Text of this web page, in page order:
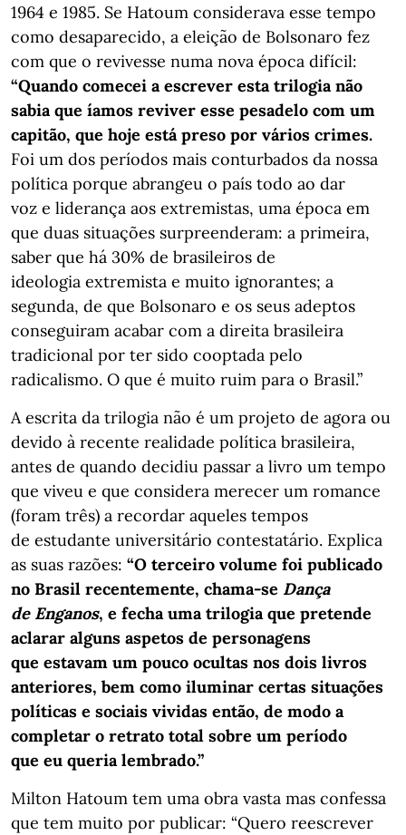
1964 e 1985. Se Hatoum considerava esse tempo
como desaparecido, a eleição de Bolsonaro fez
com que o revivesse numa nova época difícil:
“Quando comecei a escrever esta trilogia não
sabia que íamos reviver esse pesadelo com um
capitão, que hoje está preso por vários crimes.
Foi um dos períodos mais conturbados da nossa
política porque abrangeu o país todo ao dar
voz e liderança aos extremistas, uma época em
que duas situações surpreenderam: a primeira,
saber que há 30% de brasileiros de
ideologia extremista e muito ignorantes; a
segunda, de que Bolsonaro e os seus adeptos
conseguiram acabar com a direita brasileira
tradicional por ter sido cooptada pelo
radicalismo. O que é muito ruim para o Brasil.”
A escrita da trilogia não é um projeto de agora ou
devido à recente realidade política brasileira,
antes de quando decidiu passar a livro um tempo
que viveu e que considera merecer um romance
(foram três) a recordar aqueles tempos
de estudante universitário contestatário. Explica
as suas razões: “O terceiro volume foi publicado
no Brasil recentemente, chama-se Dança
de Enganos, e fecha uma trilogia que pretende
aclarar alguns aspetos de personagens
que estavam um pouco ocultas nos dois livros
anteriores, bem como iluminar certas situações
políticas e sociais vividas então, de modo a
completar o retrato total sobre um período
que eu queria lembrado.”
Milton Hatoum tem uma obra vasta mas confessa
que tem muito por publicar: “Quero reescrever